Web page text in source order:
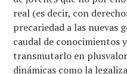
real (es decir, con
precariedad a las nuevas
caudal de conocimientos
transmutarlo en
dinámicas como la